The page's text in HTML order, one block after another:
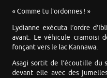
« Comme tu l’ordonnes ! »
Lydianne exécuta l’ordre
avant. Le véhicule cramoisi
fonçant vers le lac Kannawa.
Asagi sortit de l’écoutille du
devant elle avec des